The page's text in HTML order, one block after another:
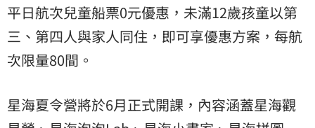
平日航次兒童船票0元優惠，未滿12歲孩童以第
三、第四人與家人同住，即可享優惠方案，每航
次限量80間。
星海夏令營將於6月正式開課，內容涵蓋星海觀